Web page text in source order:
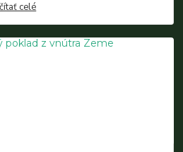
čítať celé